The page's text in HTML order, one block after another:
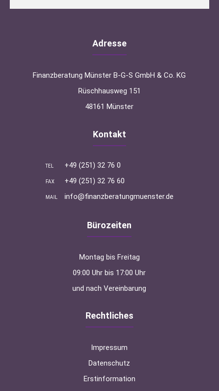
Adresse
Finanzberatung Münster B-G-S GmbH & Co. KG
Rüschhausweg 151
48161 Münster
Kontakt
TEL +49 (251) 32 76 0
FAX +49 (251) 32 76 60
MAIL info@finanzberatungmuenster.de
Bürozeiten
Montag bis Freitag
09:00 Uhr bis 17:00 Uhr
und nach Vereinbarung
Rechtliches
Impressum
Datenschutz
Erstinformation